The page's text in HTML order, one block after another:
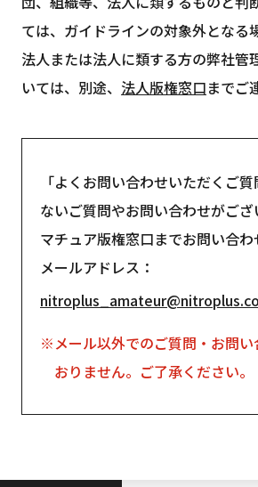
ては、ガイドラインの対象外となる
法人または法人に類する方の弊社管
いては、別途、 法人版権窓口までご
「よくお問い合わせいただくご
ないご質問やお問い合わせがご
マチュア版権窓口までお問い合わ
メールアドレス
メール以外でのご質問・お問
おりません。ご了承ください。